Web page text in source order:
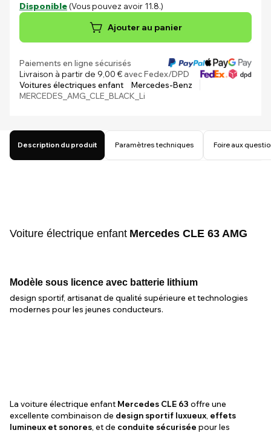
Disponible (Vous pouvez avoir 11.8.)
Ajouter au panier
Paiements en ligne sécurisés
Livraison à partir de 9,00 €avec Fedex/DPD
Voitures électriques enfant
Mercedes-Benz
MERCEDES_AMG_CLE_BLACK_Li
Description du produit Paramètres techniques Foire aux
Voiture électrique enfant Mercedes CLE 63 AMG
Modèle sous licence avec batterie lithium
design sportif, artisanat de qualité supérieure et technologies
modernes pour les jeunes conducteurs.
La voiture électrique enfant Mercedes CLE 63 offre une
excellente combinaison de design sportif luxueux effets
lumineux et sonores , et de conduite sécurisée pour les